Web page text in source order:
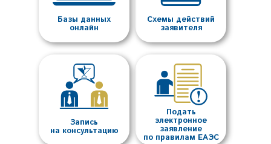
Базы данных
онлайн
Схемы действий
заявителя
Запись
на консультацию
Подать
электронное
заявление
по правилам ЕАЭС